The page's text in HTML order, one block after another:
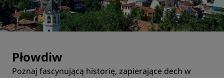
Płowdiw
Poznaj fascynującą historię, zapierające dech w